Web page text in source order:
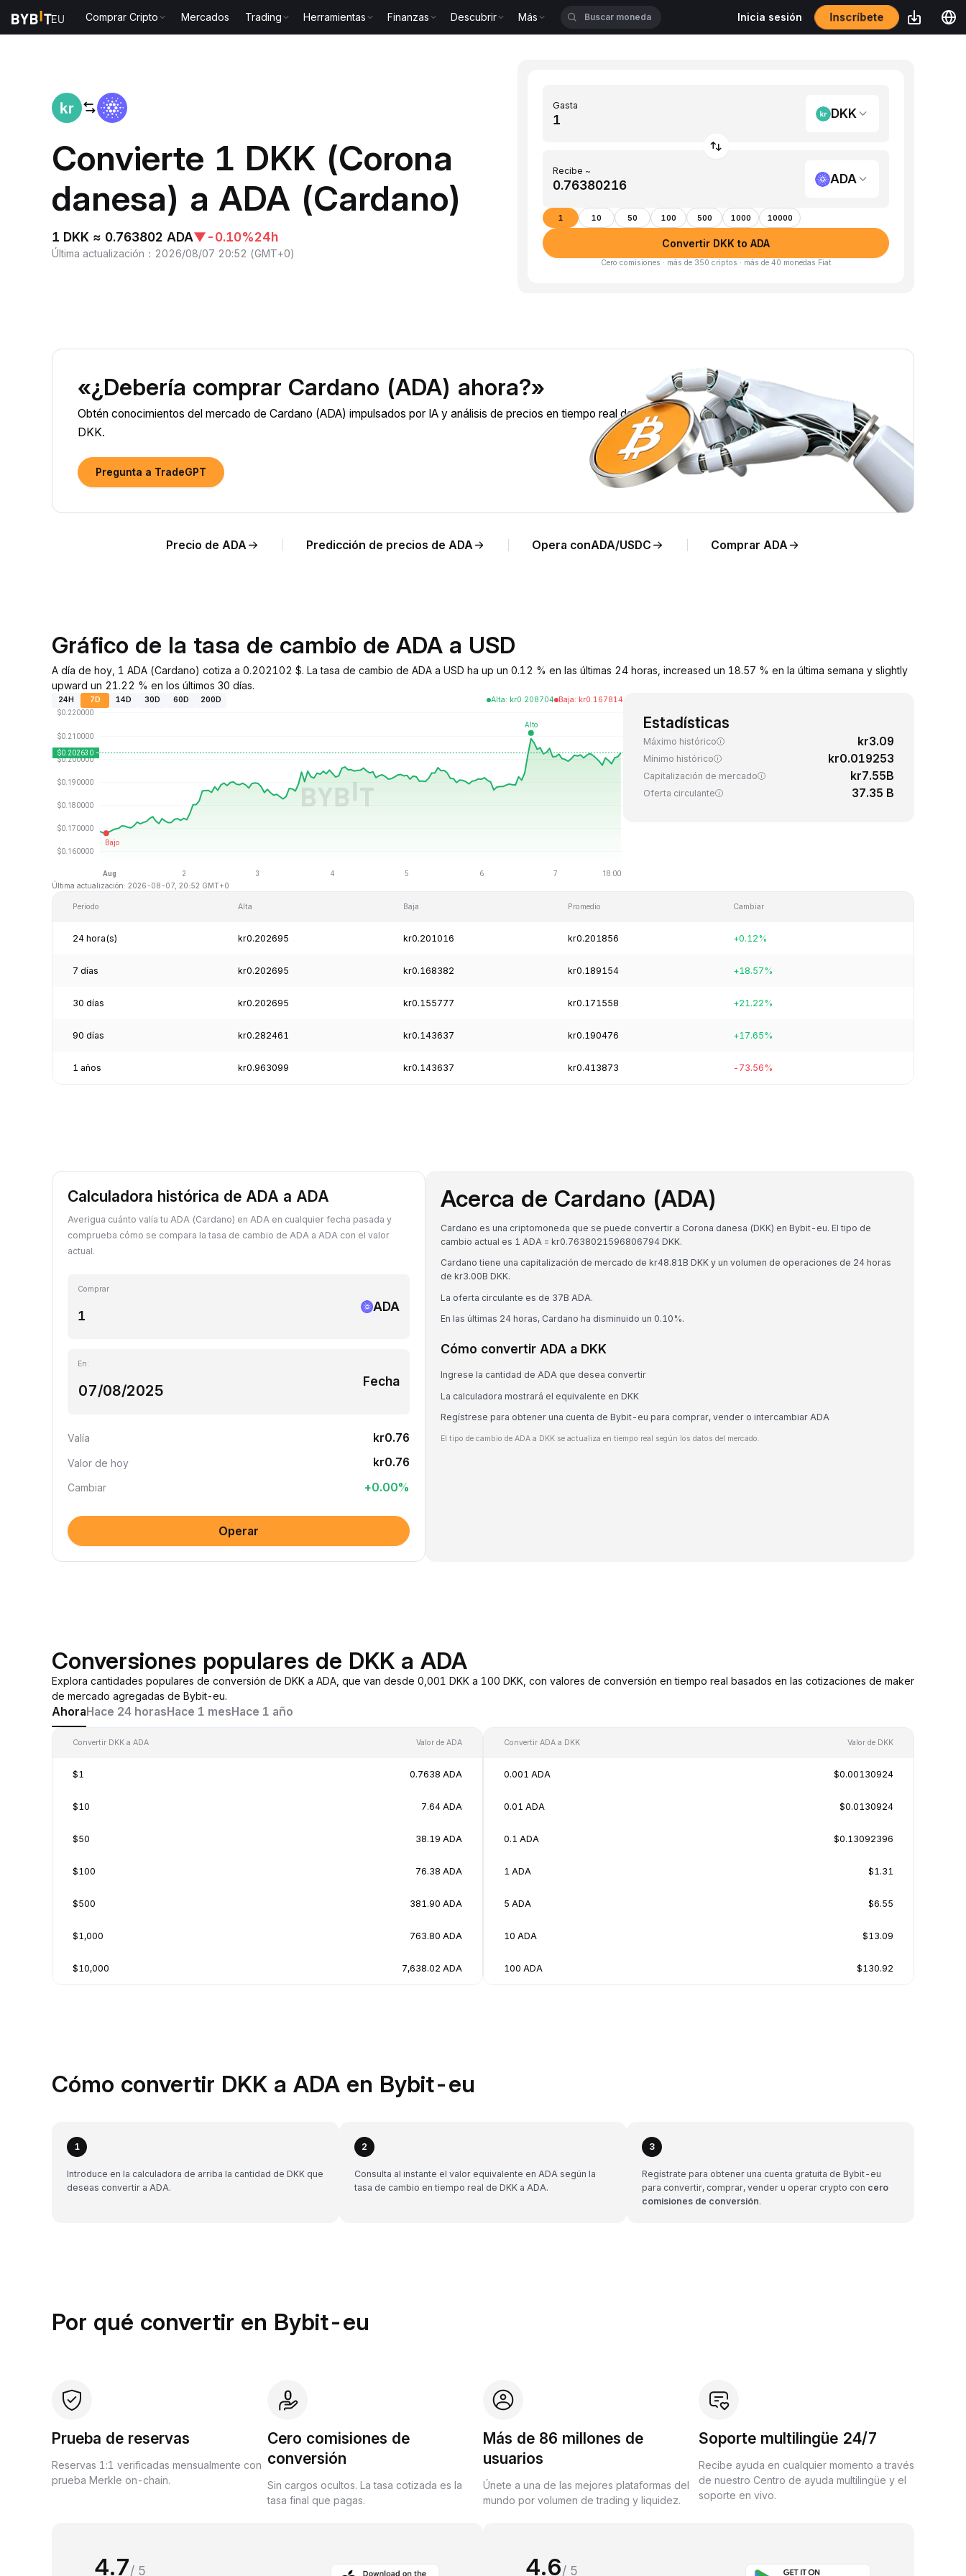
Comprar Cripto Mercados Trading Herramientas Finanzas Descubrir Más Inicia sesión Inscríbete
Convierte 1 DKK (Corona
danesa) a ADA (Cardano)
1 DKK ≈ 0.763802 ADA▼-0.10%24h
Última actualización ： 2026/08/07 20:52 (GMT+0)
Gasta
DKK
Recibe ~
ADA
1 10 50 100 500 1000 10000
Convertir DKK to ADA
Cero comisiones · más de 350 criptos · más de 40 monedas Fiat
«¿Debería comprar Cardano (ADA) ahora?»
Obtén conocimientos del mercado de Cardano (ADA) impulsados por IA y análisis de precios en tiempo real de ADA a
DKK.
Pregunta a TradeGPT
Precio de ADA Predicción de precios de ADA Opera conADA/USDC Comprar ADA
Gráfico de la tasa de cambio de ADA a USD
A día de hoy, 1 ADA (Cardano) cotiza a 0.202102 $. La tasa de cambio de ADA a USD ha up un 0.12 % en las últimas 24 horas, increased un 18.57 % en la última semana y slightly
upward un 21.22 % en los últimos 30 días.
24H 7D 14D 30D 60D 200D Alta: kr0.208704 Baja: kr0.167814
Última actualización: 2026-08-07, 20:52 GMT+0
Estadísticas
Máximo histórico kr3.09
Mínimo histórico kr0.019253
Capitalización de mercado kr7.55B
Oferta circulante 37.35 B
Periodo Alta Baja Promedio Cambiar
24 hora(s) kr0.202695 kr0.201016 kr0.201856 +0.12%
7 días kr0.202695 kr0.168382 kr0.189154 +18.57%
30 días kr0.202695 kr0.155777 kr0.171558 +21.22%
90 días kr0.282461 kr0.143637 kr0.190476 +17.65%
1 años kr0.963099 kr0.143637 kr0.413873 -73.56%
Calculadora histórica de ADA a ADA
Averigua cuánto valía tu ADA (Cardano) en ADA en cualquier fecha pasada y
comprueba cómo se compara la tasa de cambio de ADA a ADA con el valor
actual.
Comprar
ADA
En:
Fecha
Valía kr0.76
Valor de hoy kr0.76
Cambiar +0.00%
Operar
Acerca de Cardano (ADA)
Cardano es una criptomoneda que se puede convertir a Corona danesa (DKK) en Bybit-eu. El tipo de
cambio actual es 1 ADA = kr0.7638021596806794 DKK.
Cardano tiene una capitalización de mercado de kr48.81B DKK y un volumen de operaciones de 24 horas
de kr3.00B DKK.
La oferta circulante es de 37B ADA.
En las últimas 24 horas, Cardano ha disminuido un 0.10%.
Cómo convertir ADA a DKK
Ingrese la cantidad de ADA que desea convertir
La calculadora mostrará el equivalente en DKK
Regístrese para obtener una cuenta de Bybit-eu para comprar, vender o intercambiar ADA
El tipo de cambio de ADA a DKK se actualiza en tiempo real según los datos del mercado.
Conversiones populares de DKK a ADA
Explora cantidades populares de conversión de DKK a ADA, que van desde 0,001 DKK a 100 DKK, con valores de conversión en tiempo real basados en las cotizaciones de maker
de mercado agregadas de Bybit-eu.
AhoraHace 24 horasHace 1 mesHace 1 año
Convertir DKK a ADA Valor de ADA
$1 0.7638 ADA
$10 7.64 ADA
$50 38.19 ADA
$100 76.38 ADA
$500 381.90 ADA
$1,000 763.80 ADA
$10,000 7,638.02 ADA
Convertir ADA a DKK Valor de DKK
0.001 ADA $0.00130924
0.01 ADA $0.0130924
0.1 ADA $0.13092396
1 ADA $1.31
5 ADA $6.55
10 ADA $13.09
100 ADA $130.92
Cómo convertir DKK a ADA en Bybit-eu
1
Introduce en la calculadora de arriba la cantidad de DKK que
deseas convertir a ADA.
2
Consulta al instante el valor equivalente en ADA según la
tasa de cambio en tiempo real de DKK a ADA.
3
Regístrate para obtener una cuenta gratuita de Bybit-eu
para convertir, comprar, vender u operar crypto con cero
comisiones de conversión.
Por qué convertir en Bybit-eu
Prueba de reservas
Reservas 1:1 verificadas mensualmente con
prueba Merkle on-chain.
Cero comisiones de
conversión
Sin cargos ocultos. La tasa cotizada es la
tasa final que pagas.
Más de 86 millones de
usuarios
Únete a una de las mejores plataformas del
mundo por volumen de trading y liquidez.
Soporte multilingüe 24/7
Recibe ayuda en cualquier momento a través
de nuestro Centro de ayuda multilingüe y el
soporte en vivo.
4.7/ 5 4.6/ 5